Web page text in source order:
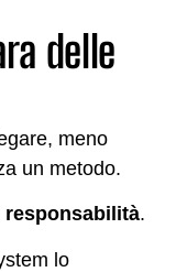
delle
meno
un metodo.
responsabilità.
lo